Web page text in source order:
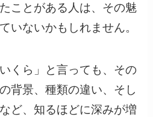
ことがある人は、その魅
いないかもしれません。
くら」と言っても、その
背景、種類の違い、そし
ど、知るほどに深みが増